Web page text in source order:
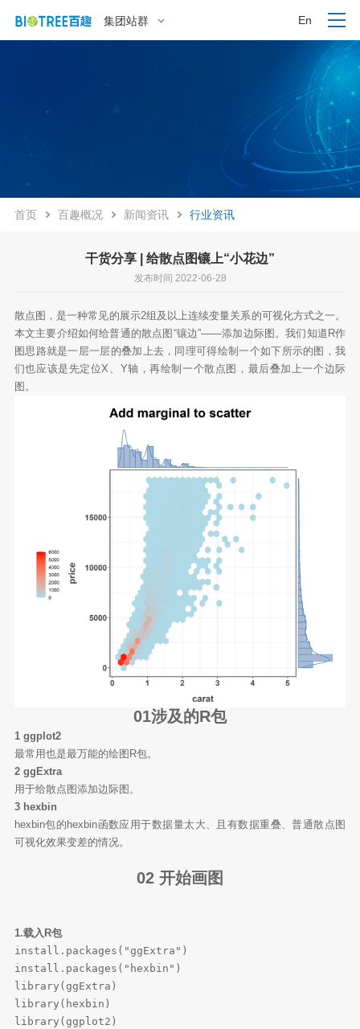
集团站群 En
首页 百趣概况 新闻资讯 行业资讯
干货分享 | 给散点图镶上“小花边”
发布时间 2022-06-28
散点图，是一种常见的展示2组及以上连续变量关系的可视化方式之一。
本文主要介绍如何给普通的散点图“镶边”——添加边际图。我们知道R作
图思路就是一层一层的叠加上去，同理可得绘制一个如下所示的图，我
们也应该是先定位X、Y轴，再绘制一个散点图，最后叠加上一个边际
图。
01涉及的R包
1 ggplot2
最常用也是最万能的绘图R包。
2 ggExtra
用于给散点图添加边际图。
3 hexbin
hexbin包的hexbin函数应用于数据量太大、且有数据重叠、普通散点图
可视化效果变差的情况。
02 开始画图
1.载入R包
install.packages("ggExtra")
install.packages("hexbin")
library(ggExtra)
library(hexbin)
library(ggplot2)